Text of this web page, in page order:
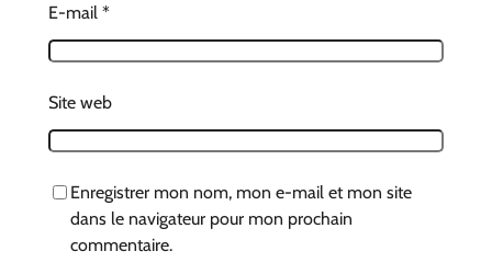
E-mail *
Site web
Enregistrer mon nom, mon e-mail et mon site
dans le navigateur pour mon prochain
commentaire.